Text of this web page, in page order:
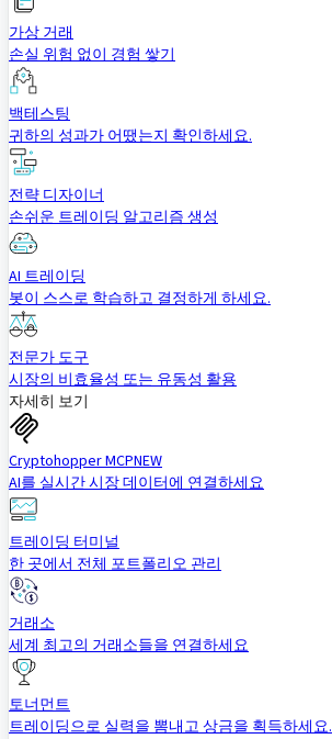
가상 거래
손실 위험 없이 경험 쌓기
백테스팅
귀하의 성과가 어땠는지 확인하세요.
전략 디자이너
손쉬운 트레이딩 알고리즘 생성
AI 트레이딩
봇이 스스로 학습하고 결정하게 하세요.
전문가 도구
시장의 비효율성 또는 유동성 활용
자세히 보기
Cryptohopper MCPNEW
AI를 실시간 시장 데이터에 연결하세요
트레이딩 터미널
한 곳에서 전체 포트폴리오 관리
거래소
세계 최고의 거래소들을 연결하세요
토너먼트
트레이딩으로 실력을 뽐내고 상금을 획득하세요.